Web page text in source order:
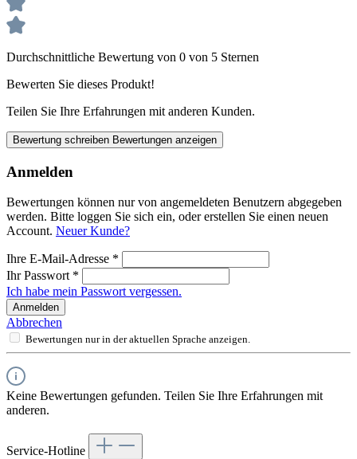
Durchschnittliche Bewertung von 0 von 5 Sternen
Bewerten Sie dieses Produkt!
Teilen Sie Ihre Erfahrungen mit anderen Kunden.
Bewertung schreiben Bewertungen anzeigen
Anmelden
Bewertungen können nur von angemeldeten Benutzern abgegeben
werden. Bitte loggen Sie sich ein, oder erstellen Sie einen neuen
Account. Neuer Kunde?
Ihre E-Mail-Adresse *
Ihr Passwort *
Ich habe mein Passwort vergessen.
Anmelden
Abbrechen
Bewertungen nur in der aktuellen Sprache anzeigen.
Keine Bewertungen gefunden. Teilen Sie Ihre Erfahrungen mit
anderen.
Service-Hotline